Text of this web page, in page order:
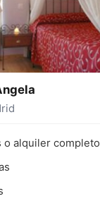
o alquiler completo